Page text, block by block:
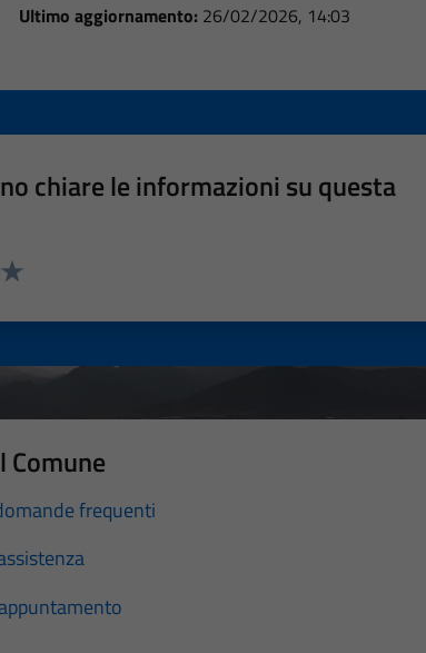
Ultimo aggiornamento: 26/02/2026, 14:03
chiare le informazioni su questa
Comune
frequenti